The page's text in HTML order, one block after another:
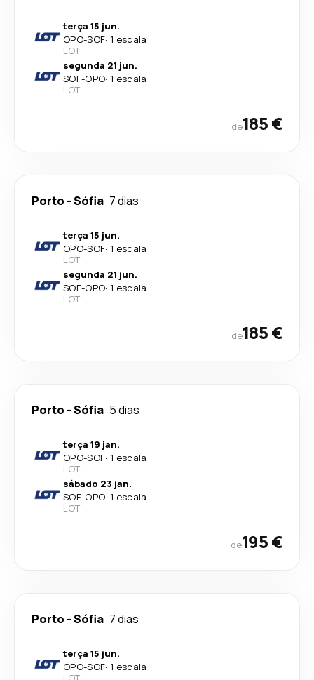
terça 15 jun.
OPO-SOF· 1 escala
LOT
segunda 21 jun.
SOF-OPO· 1 escala
LOT
de185 €
Porto -Sófia 7 dias
terça 15 jun.
OPO-SOF· 1 escala
LOT
segunda 21 jun.
SOF-OPO· 1 escala
LOT
de185 €
Porto -Sófia 5 dias
terça 19 jan.
OPO-SOF· 1 escala
LOT
sábado 23 jan.
SOF-OPO· 1 escala
LOT
de195 €
Porto -Sófia 7 dias
terça 15 jun.
OPO-SOF· 1 escala